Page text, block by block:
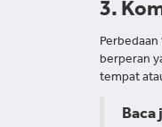
3.
berperan
tempat
Baca